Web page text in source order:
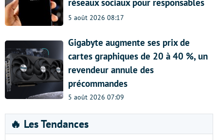
réseaux sociaux pour responsables
5 août 2026 08:17
Gigabyte augmente ses prix de
cartes graphiques de 20 à 40 %, un
revendeur annule des
précommandes
5 août 2026 07:09
🔥 Les Tendances